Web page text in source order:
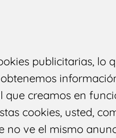
publicitarias,
que creamos en
cookies, usted,
no ve el mismo